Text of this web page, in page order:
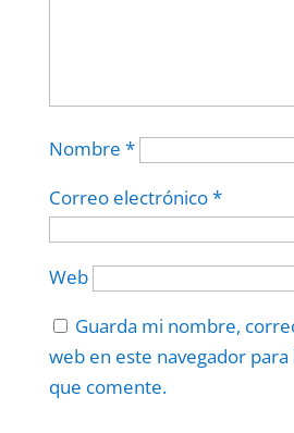
Nombre *
Correo electrónico*
Web
Guarda mi nombre,
web en este navegador
que comente.